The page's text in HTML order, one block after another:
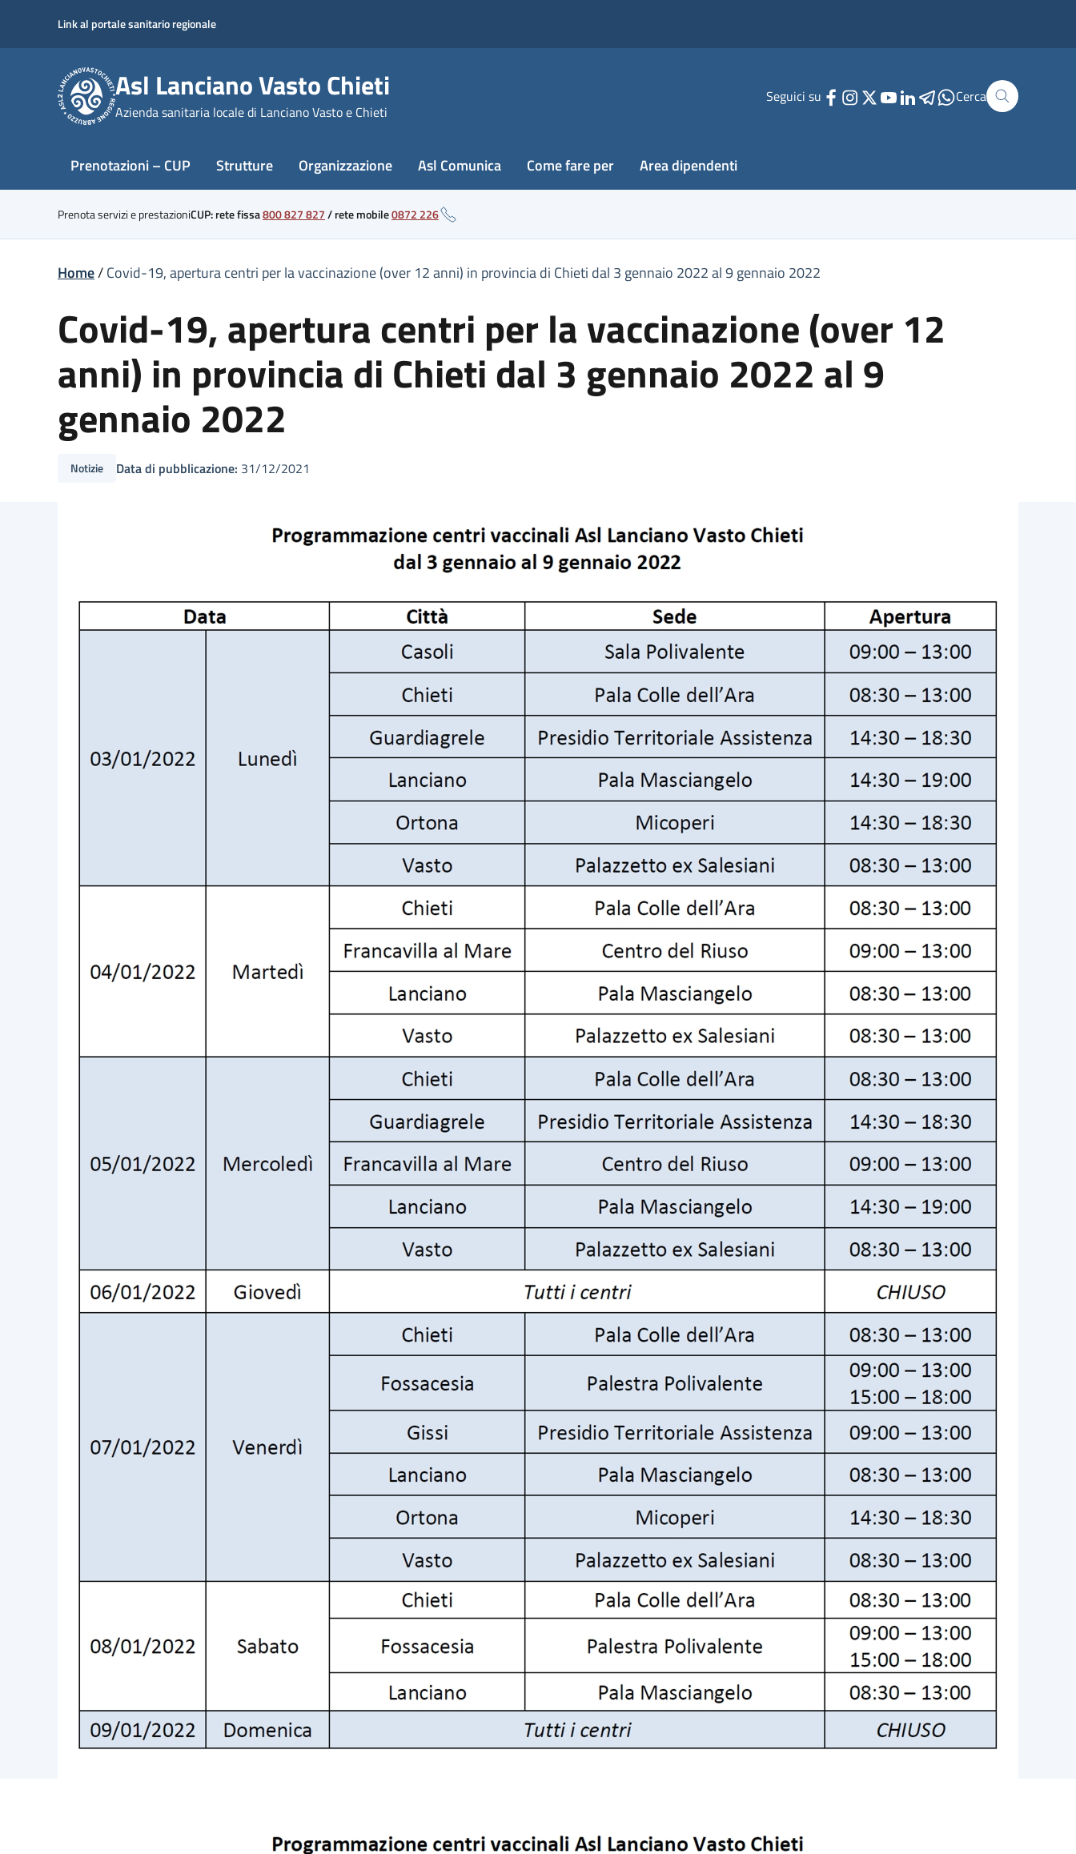
content
Link al portale sanitario regionale
Asl Lanciano Vasto Chieti
Azienda sanitaria locale di Lanciano Vasto e Chieti
Seguici su Cerca
Prenotazioni – CUP Strutture Organizzazione Asl Comunica Come fare per Area dipendenti
Prenota servizi e prestazioniCUP: rete fissa800 827 827/rete mobile0872 226
Home/Covid-19, apertura centri per la vaccinazione (over 12 anni) in provincia di Chieti dal 3 gennaio 2022 al 9 gennaio 2022
Covid-19, apertura centri per la vaccinazione (over 12
anni) in provincia di Chieti dal 3 gennaio 2022 al 9
gennaio 2022
Notizie Data di pubblicazione: 31/12/2021